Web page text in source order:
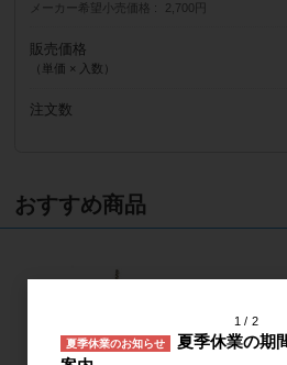
メーカー希望小売価格
2,700円
販売価格
（単価 × 入数）
注文数
おすすめ商品
1 2
夏季休業のお知らせ
夏季休業の期